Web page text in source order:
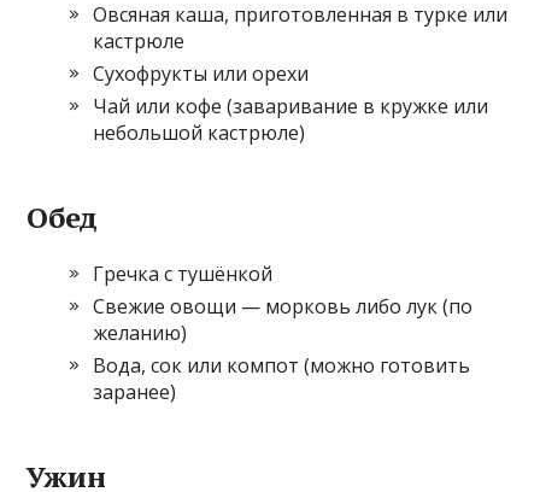
Овсяная каша, приготовленная в турке или
кастрюле
Сухофрукты или орехи
Чай или кофе (заваривание в кружке или
небольшой кастрюле)
Обед
Гречка с тушёнкой
Свежие овощи — морковь либо лук (по
желанию)
Вода, сок или компот (можно готовить
заранее)
Ужин